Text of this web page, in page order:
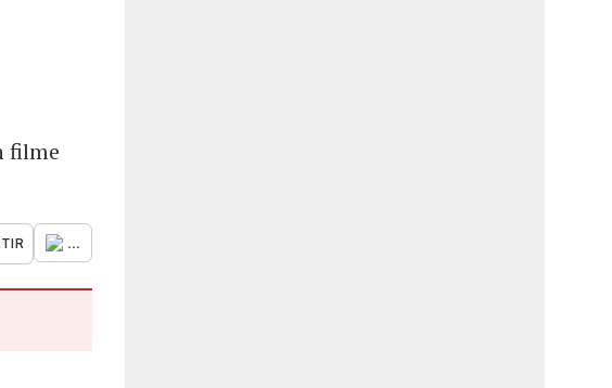
filme
...